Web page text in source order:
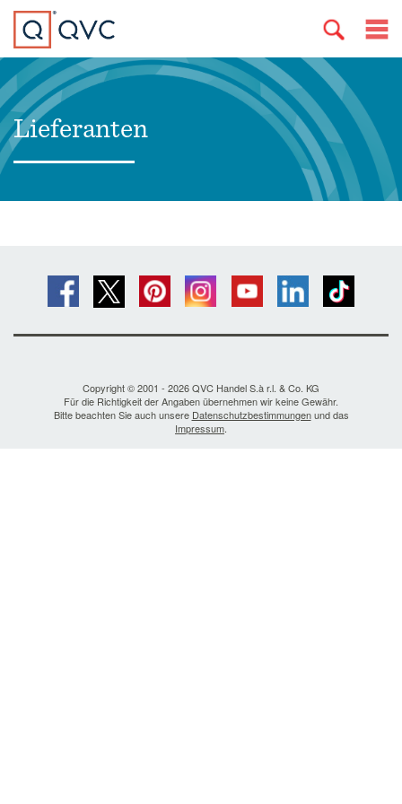
Lieferanten
Copyright © 2001 - 2026 QVC Handel S.à r.l. & Co. KG
Für die Richtigkeit der Angaben übernehmen wir keine Gewähr.
Bitte beachten Sie auch unsere Datenschutzbestimmungenund das
Impressum.